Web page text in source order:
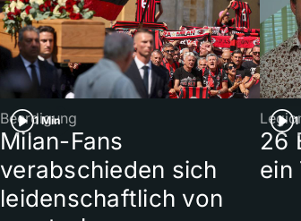
1 Min
Beerdigung
Milan-Fans
verabschieden sich
leidenschaftlich von
26
ein